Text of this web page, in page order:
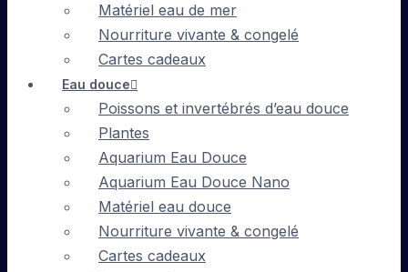
Matériel eau de mer
Nourriture vivante & congelé
Cartes cadeaux
Eau douce
Poissons et invertébrés d’eau douce
Plantes
Aquarium Eau Douce
Aquarium Eau Douce Nano
Matériel eau douce
Nourriture vivante & congelé
Cartes cadeaux